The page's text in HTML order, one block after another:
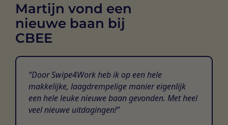
Martijn vond een
nieuwe baan bij
CBEE
Door Swipe4Work heb ik op een hele
makkelijke, laagdrempelige manier eigenlijk
een hele leuke nieuwe baan gevonden. Met heel
veel nieuwe uitdagingen!